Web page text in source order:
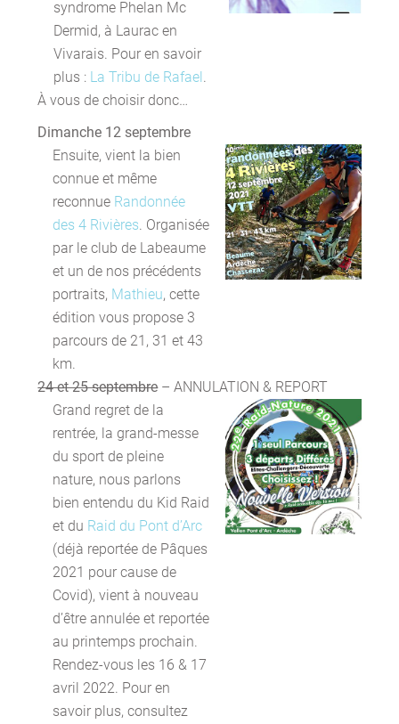
syndrome Phelan Mc
Dermid, à Laurac en
Vivarais. Pour en savoir
plus : La Tribu de Rafael
À vous de choisir donc…
Dimanche 12 septembre
Ensuite, vient la bien
connue et même
reconnue Randonnée
des 4 Rivières . Organisée
par le club de Labeaume
et un de nos précédents
portraits, Mathieu, cette
édition vous propose 3
parcours de 21, 31 et 43
km.
24 et 25 septembre– ANNULATION & REPORT
Grand regret de la
rentrée, la grand-messe
du sport de pleine
nature, nous parlons
bien entendu du Kid Raid
et du Raid du Pont d’Arc
(déjà reportée de Pâques
2021 pour cause de
Covid), vient à nouveau
d’être annulée et reportée
au printemps prochain.
Rendez-vous les 16 & 17
avril 2022. Pour en
savoir plus, consultez